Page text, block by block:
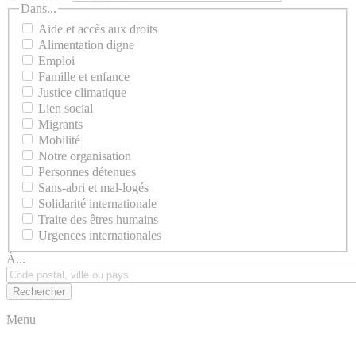
Dans...
Aide et accès aux droits
Alimentation digne
Emploi
Famille et enfance
Justice climatique
Lien social
Migrants
Mobilité
Notre organisation
Personnes détenues
Sans-abri et mal-logés
Solidarité internationale
Traite des êtres humains
Urgences internationales
À...
Menu